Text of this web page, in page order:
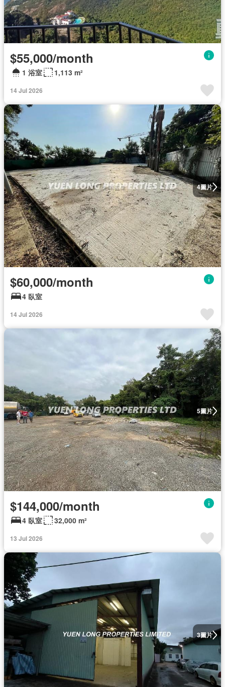
$55,000/month
1 浴室 1,113 m²
14 Jul 2026
4圖片
$60,000/month
4 臥室
14 Jul 2026
5圖片
$144,000/month
4 臥室 32,000 m²
13 Jul 2026
3圖片